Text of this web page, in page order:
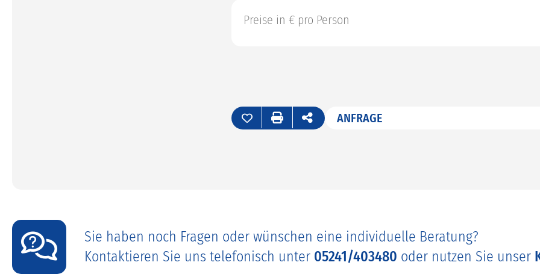
Preise in € pro Person
ANFRAGE
Sie haben noch Fragen oder wünschen eine individuelle Beratung?
Kontaktieren Sie uns telefonisch unter 05241/403480 oder nutzen Sie unser